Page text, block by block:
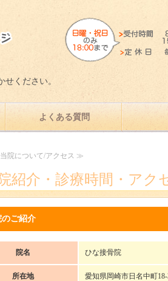
愛知県岡崎市で肩、腰、ひ
ください。
よくある質問
院について/アクセス ≫
紹介・診療時間・アク
ご紹介
院名 ひな接骨院
所在地 愛知県岡崎市日名中町